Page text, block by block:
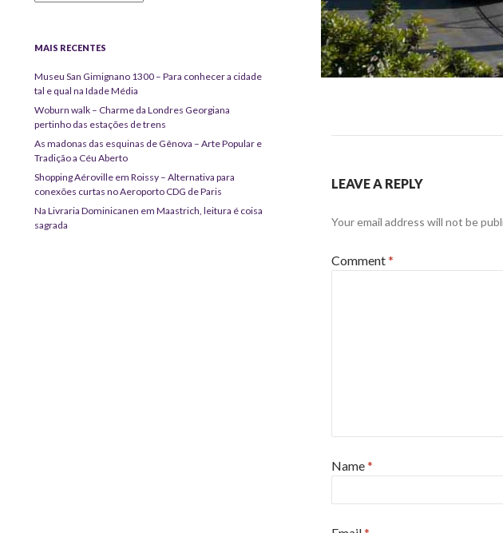
LEAVE A REPLY
Your email address will not be
Comment*
Name*
MAIS RECENTES
Museu San Gimignano 1300 – Para conhecer a cidade
tal e qual na Idade Média
Woburn walk – Charme da Londres Georgiana
pertinho das estações de trens
As madonas das esquinas de Gênova – Arte Popular e
Tradição a Céu Aberto
Shopping Aéroville em Roissy – Alternativa para
conexões curtas no Aeroporto CDG de Paris
Na Livraria Dominicanen em Maastrich, leitura é coisa
sagrada